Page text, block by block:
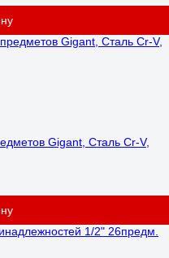
Gigant, Сталь Cr-V,